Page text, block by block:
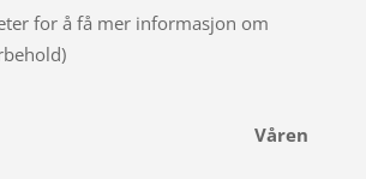
for å få mer informasjon om